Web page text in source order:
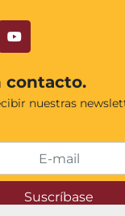
youtube
contacto.
nuestras
Suscríbase